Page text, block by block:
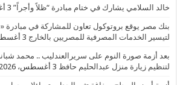
خالد السلامي يشارك في ختام مبادرة “ظلاً وأجراً” 3 أغسطس، 2026
بنك مصر يوقع بروتوكول تعاون للمشاركة في
لتيسير الخدمات المصرفية للمصريين بالخارج 3 أغسطس، 2026
بعد أزمة صورة النوم على سريرالعندليب .. محمد
لتنظيم زيارة منزل عبدالحليم حافظ 3 أغسطس، 2026